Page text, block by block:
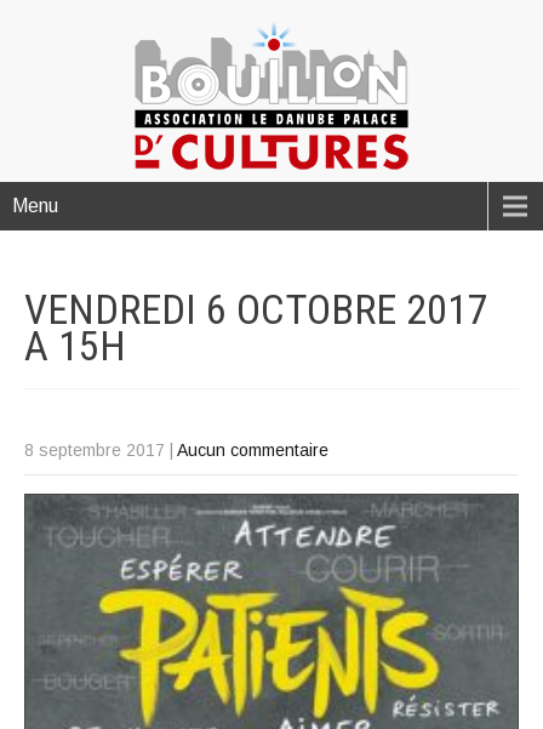
Menu
VENDREDI 6 OCTOBRE 2017
A 15H
8 septembre 2017 Aucun commentaire